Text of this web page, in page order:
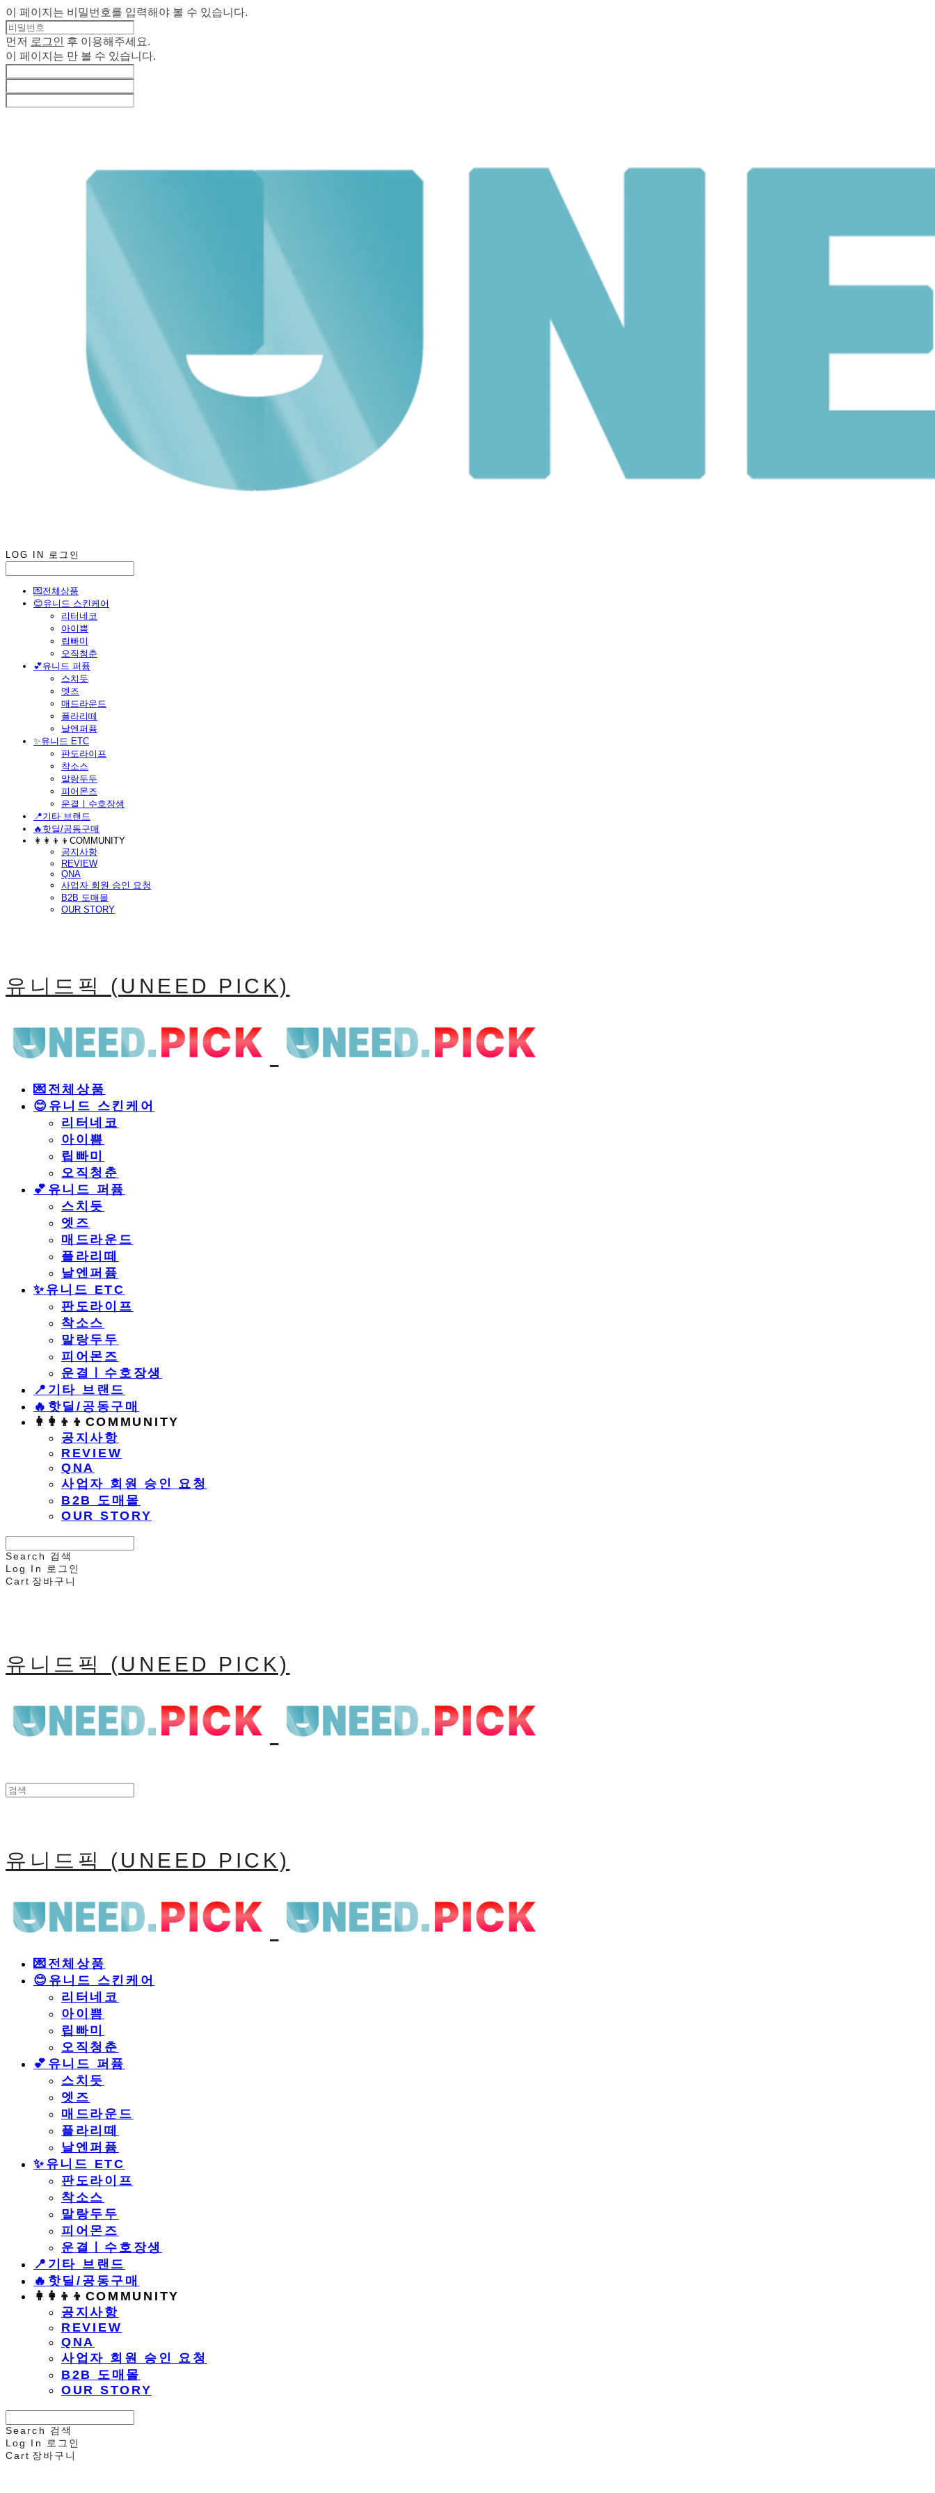
이 페이지는 비밀번호를 입력해야 볼 수 있습니다.
먼저 로그인
후 이용해주세요.
이 페이지는 만 볼 수 있습니다.
LOG IN 로그인
💌전체상품
😊유니드 스킨케어
리터네코
아이쁨
립빠미
오직청춘
💕유니드 퍼퓸
스치듯
엣즈
매드라운드
플라리떼
날엔퍼퓸
​✨유니드 ETC
판도라이프
착소스
말랑두두
피어몬즈
운결ㅣ수호장생
📍기타 브랜드
🔥핫딜/공동구매
👩‍👩‍👦‍👦COMMUNITY
공지사항
REVIEW
QNA
사업자 회원 승인 요청
B2B 도매몰
OUR STORY
유니드픽 (UNEED PICK)
💌전체상품
😊유니드 스킨케어
리터네코
아이쁨
립빠미
오직청춘
💕유니드 퍼퓸
스치듯
엣즈
매드라운드
플라리떼
날엔퍼퓸
​✨유니드 ETC
판도라이프
착소스
말랑두두
피어몬즈
운결ㅣ수호장생
📍기타 브랜드
🔥핫딜/공동구매
👩‍👩‍👦‍👦COMMUNITY
공지사항
REVIEW
QNA
사업자 회원 승인 요청
B2B 도매몰
OUR STORY
Search
검색
Log In
로그인
Cart 장바구니
유니드픽 (UNEED PICK)
유니드픽 (UNEED PICK)
💌전체상품
😊유니드 스킨케어
리터네코
아이쁨
립빠미
오직청춘
💕유니드 퍼퓸
스치듯
엣즈
매드라운드
플라리떼
날엔퍼퓸
​✨유니드 ETC
판도라이프
착소스
말랑두두
피어몬즈
운결ㅣ수호장생
📍기타 브랜드
🔥핫딜/공동구매
👩‍👩‍👦‍👦COMMUNITY
공지사항
REVIEW
QNA
사업자 회원 승인 요청
B2B 도매몰
OUR STORY
Search
검색
Log In
로그인
Cart 장바구니